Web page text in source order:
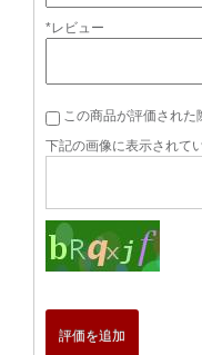
*レビュー
この商品が評価された
下記の画像に表示されて
評価を追加